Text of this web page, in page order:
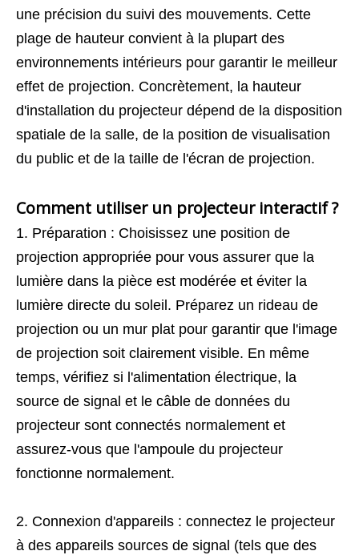
une précision du suivi des mouvements. Cette
plage de hauteur convient à la plupart des
environnements intérieurs pour garantir le meilleur
effet de projection. Concrètement, la hauteur
d'installation du projecteur dépend de la disposition
spatiale de la salle, de la position de visualisation
du public et de la taille de l'écran de projection.
Comment utiliser un projecteur interactif ?
1. Préparation : Choisissez une position de
projection appropriée pour vous assurer que la
lumière dans la pièce est modérée et éviter la
lumière directe du soleil. Préparez un rideau de
projection ou un mur plat pour garantir que l'image
de projection soit clairement visible. En même
temps, vérifiez si l'alimentation électrique, la
source de signal et le câble de données du
projecteur sont connectés normalement et
assurez-vous que l'ampoule du projecteur
fonctionne normalement.
2. Connexion d'appareils : connectez le projecteur
à des appareils sources de signal (tels que des